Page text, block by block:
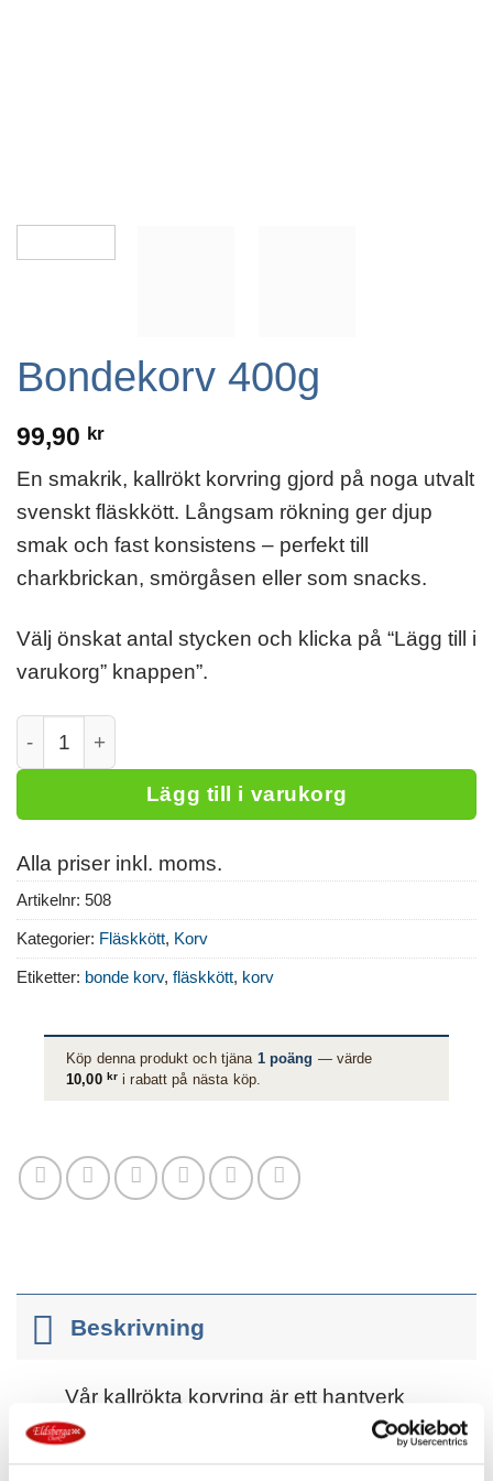
Bondekorv 400g
99,90 kr
En smakrik, kallrökt korvring gjord på noga utvalt
svenskt fläskkött. Långsam rökning ger djup
smak och fast konsistens – perfekt till
charkbrickan, smörgåsen eller som snacks.
Välj önskat antal stycken och klicka på “Lägg till i
varukorg” knappen”.
Lägg till i varukorg
Alla priser inkl. moms.
Artikelnr: 508
Kategorier: Fläskkött, Korv
Etiketter: bonde korv, fläskkött, korv
Köp denna produkt och tjäna 1poäng — värde
10,00 kr i rabatt på nästa köp.
Beskrivning
Vår kallrökta korvring är ett hantverk
från landsbygden, tillverkad i liten
skala med stor respekt för tradition